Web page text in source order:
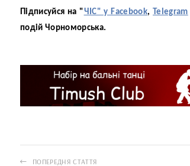
Підписуйся на "ЧІС" у Facebook, Telegram
подій Чорноморська.
ПОПЕРЕДНЯ СТАТТЯ